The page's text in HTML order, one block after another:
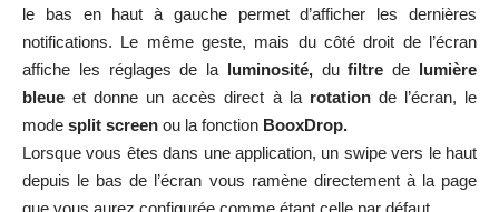
le bas en haut à gauche permet d’afficher les dernières
notifications. Le même geste, mais du côté droit de l’écran
affiche les réglages de la luminosité,dufiltre de lumière
bleue et donne un accès direct à la rotationde l’écran, le
mode split screen ou la fonction BooxDrop.
Lorsque vous êtes dans une application, un swipe vers le haut
depuis le bas de l’écran vous ramène directement à la page
que vous aurez configurée comme étant celle par défaut.